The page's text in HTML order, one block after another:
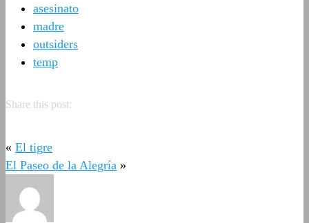
asesinato
madre
outsiders
temp
Share this post:
« El tigre
El Paseo de la Alegría »